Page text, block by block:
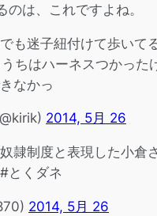
は、これですよね。
も迷子紐付けて歩いて
ちはハーネスつかった
なかっ
2014, 5月 26
隷制度と表現した小倉
とくダネ
2014, 5月 26